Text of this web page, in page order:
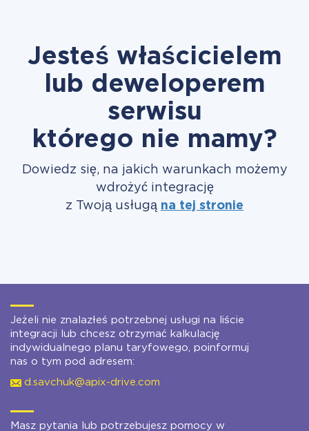
Jesteś właścicielem
lub deweloperem
serwisu
którego nie mamy?
Dowiedz się, na jakich warunkach możemy
wdrożyć integrację
z Twoją usługą na tej stronie
Jeżeli nie znalazłeś potrzebnej usługi na liście
integracji lub chcesz otrzymać kalkulację
indywidualnego planu taryfowego, poinformuj
nas o tym pod adresem:
d.savchuk@apix-drive.com
Masz pytania lub potrzebujesz pomocy w